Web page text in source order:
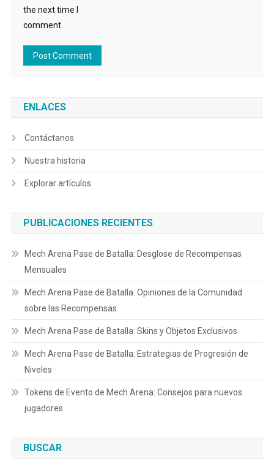
the next time I
comment.
ENLACES
Contáctanos
Nuestra historia
Explorar artículos
PUBLICACIONES RECIENTES
Mech Arena Pase de Batalla: Desglose de Recompensas
Mensuales
Mech Arena Pase de Batalla: Opiniones de la Comunidad
sobre las Recompensas
Mech Arena Pase de Batalla: Skins y Objetos Exclusivos
Mech Arena Pase de Batalla: Estrategias de Progresión de
Niveles
Tokens de Evento de Mech Arena: Consejos para nuevos
jugadores
BUSCAR